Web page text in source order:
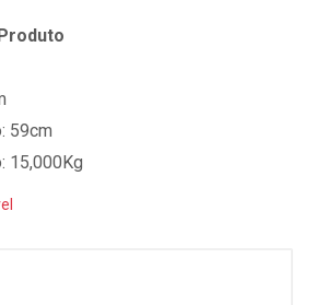
59cm
15,000Kg